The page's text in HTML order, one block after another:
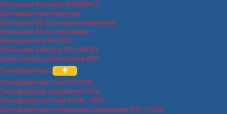
Рубильники Schneider INTERPACT
Кулачковый переключатель
Рубильники ВР-32 на одно направление
Рубильники ВР-32 перекидные
Разъединители РЕ / РПС
Рубильники в корпусе ЯБ / ЯБПВУ
Ящик силовой с рубильником ЯРП
Трансформаторы
трансформаторы тока ТТИ ИЭК
Трансформатор напряжения ОСМ
Трансформаторы тока Т-0.66 , ТШП
Трансформаторы напряжения понижающие ЯТП / ТСЗИ